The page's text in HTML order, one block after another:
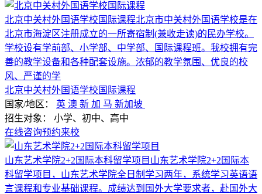
北京中关村外国语学校国际课程北京市中关村外国语学校是在
北京市海淀区注册成立的一所寄宿制(兼收走读)的民办学校。
学校设有学前部、小学部、中学部、国际课程班。我校拥有完
善的教学设备和各种配套设施。浓郁的教学氛围、优良的校
风、严谨的学
北京中关村外国语学校国际课程
国家/地区： 英 澳 新 加 马 新加坡
招生对象： 小学、初中、高中
在线咨询预约来校
山东艺术学院2+2国际本科留学项目山东艺术学院2+2国际本
科留学项目，山东艺术学院全日制学习两年，系统学习英语语
言课程和专业基础课程。成绩达到国外大学要求者，赴国外大